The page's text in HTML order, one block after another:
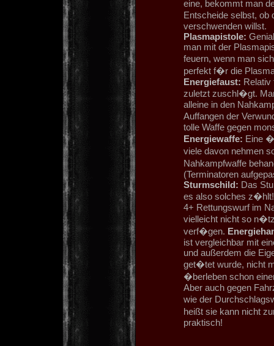
eine, bekommt man
Entscheide selbst, ob
verschwenden willst.
Plasmapistole:
man mit der
feuern, wenn man
perfekt f�r die
Energiefaust: Relativ
zuletzt zuschl�gt.
alleine in den
Auffangen der
tolle Waffe gegen
Energiewaffe: Eine
viele davon nehmen
Nahkampfwaffe
(Terminatoren
Sturmschild: Das
es also solches
4+ Rettungswurf im
vielleicht nicht so
verf�gen.
ist vergleichbar mit
und außerdem die
get�tet wurde, nicht
�berleben schon
Aber auch gegen
wie der
heißt sie kann nicht
praktisch!